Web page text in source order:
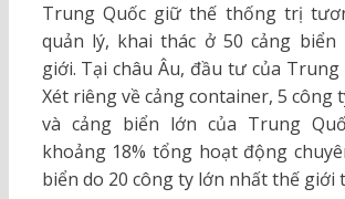
Trung Quốc giữ thế thống trị
quản lý, khai thác ở 50 cảng
giới. Tại châu Âu, đầu tư của Trung
Xét riêng về cảng container, 5 công
và cảng biển lớn của Trung
khoảng 18% tổng hoạt động
biển do 20 công ty lớn nhất thế giới